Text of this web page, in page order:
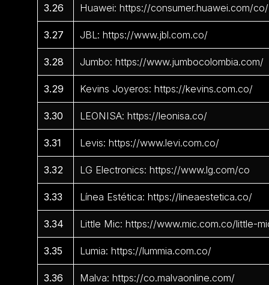
3.26 Huawei: https://consumer.huawei.com/co/
3.27 JBL: https://www.jbl.com.co/
3.28 Jumbo: https://www.jumbocolombia.com/
3.29 Kevins Joyeros: https://kevins.com.co/
3.30 LEONISA: https://leonisa.co/
3.31 Levis: https://www.levi.com.co/
3.32 LG Electronics: https://www.lg.com/co
3.33 Línea Estética: https://lineaestetica.co/
3.34 Little Mic: https://www.mic.com.co/little-
3.35 Lumia: https://lummia.com.co/
3.36 Malva: https://co.malvaonline.com/